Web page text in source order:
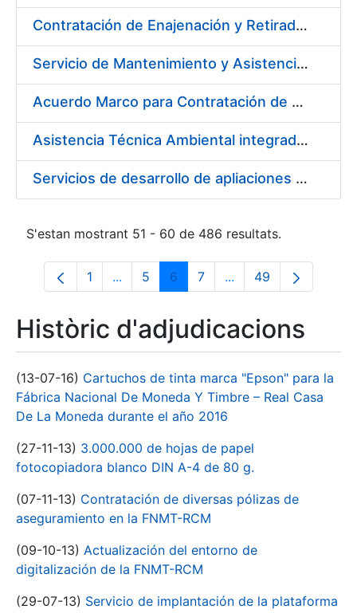
Contratación de Enajenación y Retirada de residuos de PVC, policarbonato y plásticos durante el año 2021
Servicio de Mantenimiento y Asistencia Técnica Integral de la máquina HP INDIGO 12000 del Departamento de Timbre en su sede de Madrid
Acuerdo Marco para Contratación de Servicios para desarrollo evolutivo de componentes software de la infraestructura de CERES
Asistencia Técnica Ambiental integrada en la Fábrica de Papel de Burgos
Servicios de desarrollo de apliaciones con APPWORKS
S'estan mostrant 51 - 60 de 486 resultats.
Pàgina
1 ...Pàgines intermèdies Utilitzeu TAB per
Pàgina
5 Pàgina
6 Pàgina
7 ...Pàgines intermèdies
Pàgina
49
Històric d'adjudicacions
(13-07-16) Cartuchos de tinta marca "Epson" para la
Fábrica Nacional De Moneda Y Timbre – Real Casa
De La Moneda durante el año 2016
(27-11-13) 3.000.000 de hojas de papel
fotocopiadora blanco DIN A-4 de 80 g.
(07-11-13) Contratación de diversas pólizas de
aseguramiento en la FNMT-RCM
(09-10-13) Actualización del entorno de
digitalización de la FNMT-RCM
(29-07-13) Servicio de implantación de la plataforma